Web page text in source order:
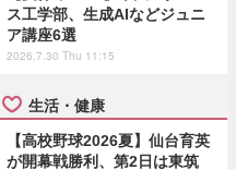
ス工学部、生成AIなどジュニ
ア講座6選
2026.7.30 Thu 11:15
生活・健康
【高校野球2026夏】仙台育英
が開幕戦勝利、第2日は東筑